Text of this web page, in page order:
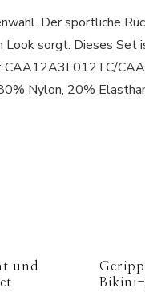
Der sportliche
Look sorgt. Dieses
CAA12A3L012TC/
Nylon, 20%
und